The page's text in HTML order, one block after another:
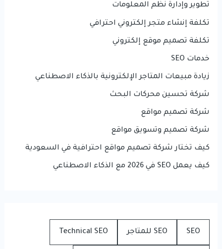
تطوير وإدارة نظم المعلومات
تكلفة إنشاء متجر إلكتروني احترافي
تكلفة تصميم موقع إلكتروني
خدمات SEO
زيادة مبيعات المتاجر الإلكترونية بالذكاء الاصطناعي
شركة تحسين محركات البحث
شركة تصميم مواقع
شركة تصميم وتسويق مواقع
كيف تختار شركة تصميم مواقع احترافية في السعودية
كيف يعمل SEO في 2026 مع الذكاء الاصطناعي
SEO SEO للمتاجر Technical SEO